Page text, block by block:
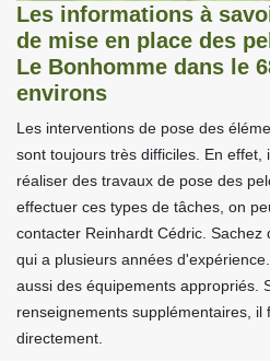
Les informations à
de mise en place des
Le Bonhomme dans le
environs
Les interventions de pose des
sont toujours très difficiles. En effet,
réaliser des travaux de pose des
effectuer ces types de tâches, on
contacter Reinhardt Cédric.
qui a plusieurs années
aussi des équipements appropriés.
renseignements supplémentaires, il
directement.